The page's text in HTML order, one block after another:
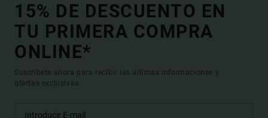
15% DE DESCUENTO EN
TU PRIMERA COMPRA
ONLINE*
Suscríbete ahora para recibir las ultimas informaciones y
ofertas exclusivas.